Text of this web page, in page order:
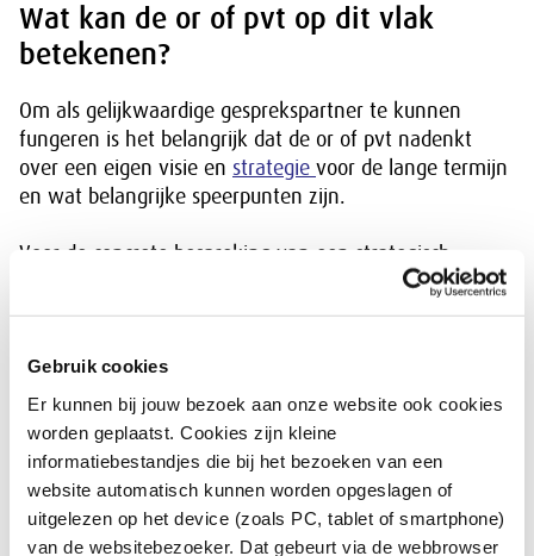
Gebruik cookies
Er kunnen bij jouw bezoek aan onze website ook cookies
worden geplaatst. Cookies zijn kleine
informatiebestandjes die bij het bezoeken van een
website automatisch kunnen worden opgeslagen of
uitgelezen op het device (zoals PC, tablet of smartphone)
van de websitebezoeker. Dat gebeurt via de webbrowser
Wat kan de or of pvt op dit vlak
betekenen?
Om als gelijkwaardige gesprekspartner te kunnen
fungeren is het belangrijk dat de or of pvt nadenkt
over een eigen visie en strategie voor de lange termijn
en wat belangrijke speerpunten zijn.
Voor de concrete bespreking van een strategisch
onderwerp. Je kunt hier een
Bedenk wat de mogelijke gevolgen (zowel in
positieve als in negatieve zin) kunnen zijn
voor de organisatie en de medewerkers.
Welke acties zouden er nodig kunnen zijn om
de gevolgen op te vangen?